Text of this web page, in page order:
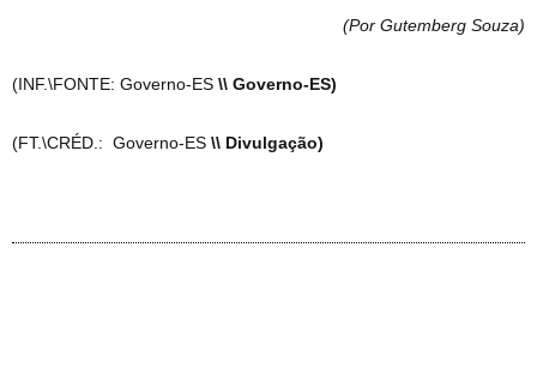
(Por Gutemberg Souza)
(INF.\FONTE: Governo-ES \\ Governo-ES)
(FT.\CRÉD.: Governo-ES \\ Divulgação)